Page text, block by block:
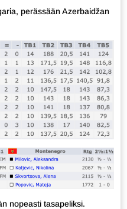
perässään Azerbaidžan
nopeasti tasapeliksi.